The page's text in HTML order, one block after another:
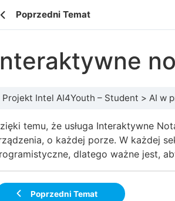
Poprzedni Temat
Projekt Intel AI4Youth – Student AI w
temu, że usługa Interaktywne
o każdej porze. W każdej
dlatego ważne jest,
Poprzedni Temat